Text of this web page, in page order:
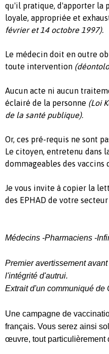
qu'il pratique, d'apporter la
loyale, appropriée et
février et 14 octobre 1997).
Le médecin doit en outre
toute intervention
Aucun acte ni aucun
éclairé de la personne (Loi
de la santé publique).
Or, ces pré-requis ne sont
Le citoyen, entretenu dans
dommageables des
Je vous invite à copier la
des EPHAD de votre
Médecins -Pharmaciens -
Premier avertissement
l'intégrité d'autrui.
Extrait d'un communiqué de
Une campagne de
français. Vous serez ainsi
œuvre, tout particulièrement